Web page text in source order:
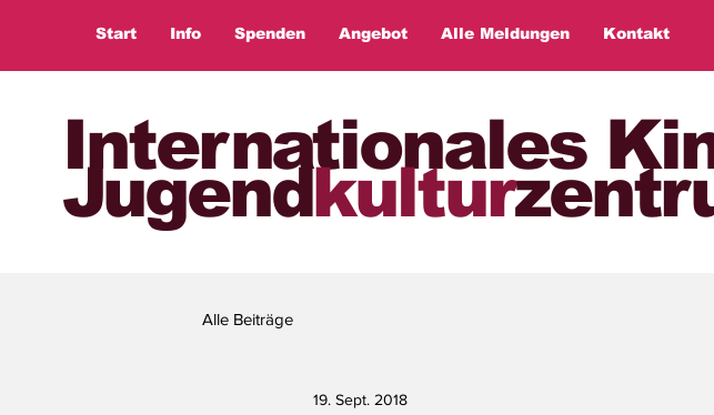
Start Info Spenden Angebot Alle Meldungen Kontakt
Internationales
Jugendkultur
Alle Beiträge
19. Sept. 2018